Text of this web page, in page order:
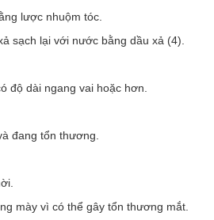
Color Naturals Crème Riche:
chuẩn màu, tự nhiên và rực rỡ.
ô liu và dầu hạnh nhân
lược nhuộm tóc.
sạch lại với nước bằng dầu xả (4).
độ dài ngang vai hoặc hơn.
đang tổn thương.
mày vì có thể gây tổn thương mắt.